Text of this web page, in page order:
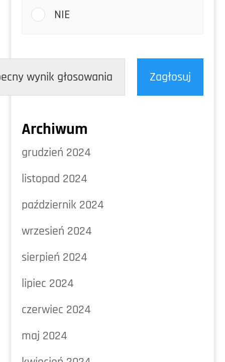
NIE
wynik głosowania Zagłosuj
Archiwum
grudzień 2024
listopad 2024
październik 2024
wrzesień 2024
sierpień 2024
lipiec 2024
czerwiec 2024
maj 2024